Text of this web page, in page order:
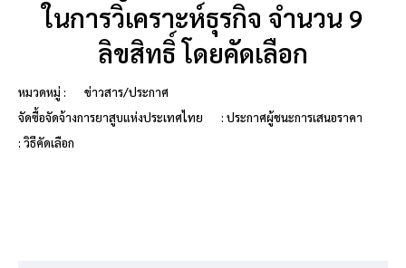
ในการวิเคราะห์ธุรกิจ จำนวน 9
ลิขสิทธิ์ โดยคัดเลือก
หมวดหมู่ :
ข่าวสาร/ประกาศ
จัดซื้อจัดจ้างการยาสูบแห่งประเทศไทย
: ประกาศผู้ชนะการเสนอราคา
: วิธีคัดเลือก